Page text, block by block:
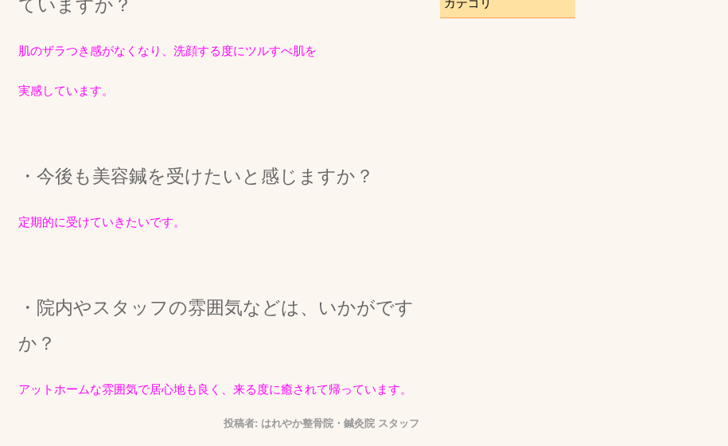
ていますか？
肌のザラつき感がなくなり、洗顔する度にツルすべ肌を
実感しています。
・今後も美容鍼を受けたいと感じますか？
定期的に受けていきたいです。
・院内やスタッフの雰囲気などは、いかがです
か？
アットホームな雰囲気で居心地も良く、来る度に癒されて帰っています。
投稿者: はれやか整骨院・鍼灸院 スタッフ
カテゴリ